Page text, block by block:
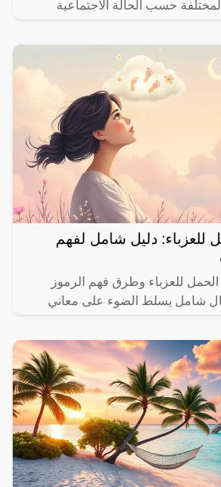
حسب الحالة الاجتماعية
للعزباء: دليل شامل لفهم
للعزباء وطرق فهم الرموز
شامل يسلط الضوء على معاني